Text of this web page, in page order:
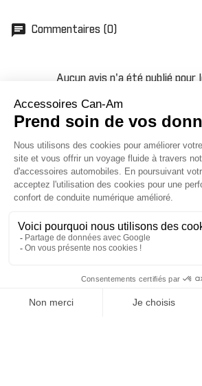
chat Commentaires (0)
Aucun avis n'a été publié pour
ACCESSOIRES CAN-AM
Le site d'accessoires Can-Am vous propose
pour équiper votre véhicule 3 roues (On Road)